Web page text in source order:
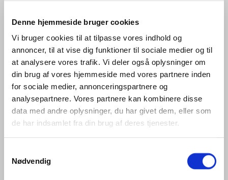
Denne hjemmeside bruger cookies
Vi bruger cookies til at tilpasse vores indhold og
annoncer, til at vise dig funktioner til sociale medier og til
at analysere vores trafik. Vi deler også oplysninger om
din brug af vores hjemmeside med vores partnere inden
for sociale medier, annonceringspartnere og
analysepartnere. Vores partnere kan kombinere disse
data med andre oplysninger, du har givet dem, eller som
de har indsamlet fra din brug af deres tjenester.
Nødvendig
13 mm(1)
Længde
50 meter(3)
98 mm (1)
100 mm(20)
120 mm
129 mm(1)
140 mm(6)
160 mm(1)
197 mm
(42)
230 mm (1)
250 mm(2)
300 mm